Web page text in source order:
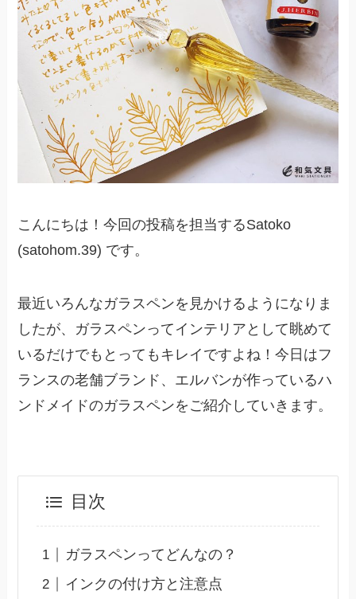
こんにちは！今回の投稿を担当するSatoko
(satohom.39) です。
最近いろんなガラスペンを見かけるようになりま
したが、ガラスペンってインテリアとして眺めて
いるだけでもとってもキレイですよね！今日はフ
ランスの老舗ブランド、エルバンが作っているハ
ンドメイドのガラスペンをご紹介していきます。
目次
ガラスペンってどんなの？
インクの付け方と注意点